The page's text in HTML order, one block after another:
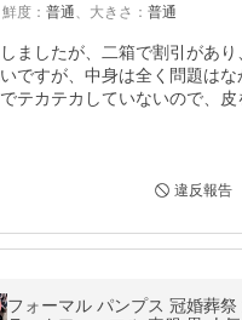
鮮度 ： 普通、 大きさ ： 普通
ましたが、二箱で割引があ
ですが、中身は全く問題は
テカテカしていないので、皮
違反報告
フォーマル パンプス 冠婚葬